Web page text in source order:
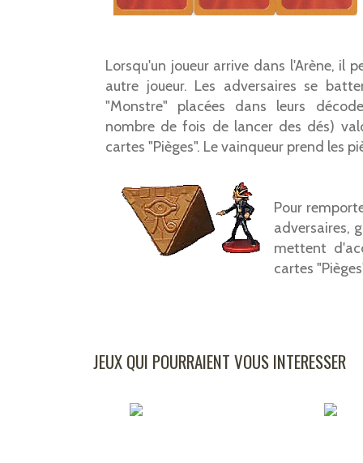
Lorsqu'un joueur arrive dans l'Arène, il
autre joueur. Les adversaires se
"Monstre" placées dans leurs
nombre de fois de lancer des dés)
cartes "Pièges". Le vainqueur prend les
Pour
adversaires,
mettent
cartes
JEUX QUI POURRAIENT VOUS INTERESSER